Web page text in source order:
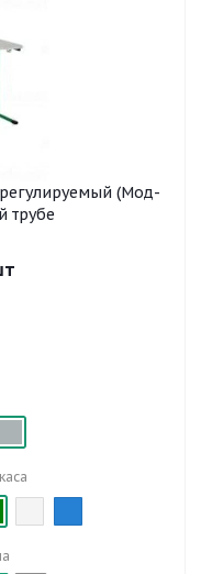
(Мод-
трубе